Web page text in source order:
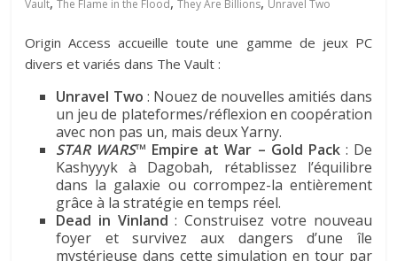
Vault The Flame in the Flood They Are Billions Unravel Two
Origin Access accueille toute une gamme de jeux PC
divers et variés dans The Vault :
Unravel Two : Nouez de nouvelles amitiés dans
un jeu de plateformes/réflexion en coopération
avec non pas un, mais deux Yarny.
STAR WARS™ Empire at War – Gold Pack: De
Kashyyyk à Dagobah, rétablissez l’équilibre
dans la galaxie ou corrompez-la entièrement
grâce à la stratégie en temps réel.
Dead in Vinland : Construisez votre nouveau
foyer et survivez aux dangers d’une île
mystérieuse dans cette simulation en tour par